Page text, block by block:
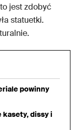
jest zdobyć
statuetki.
powinny
kasety, dissy i